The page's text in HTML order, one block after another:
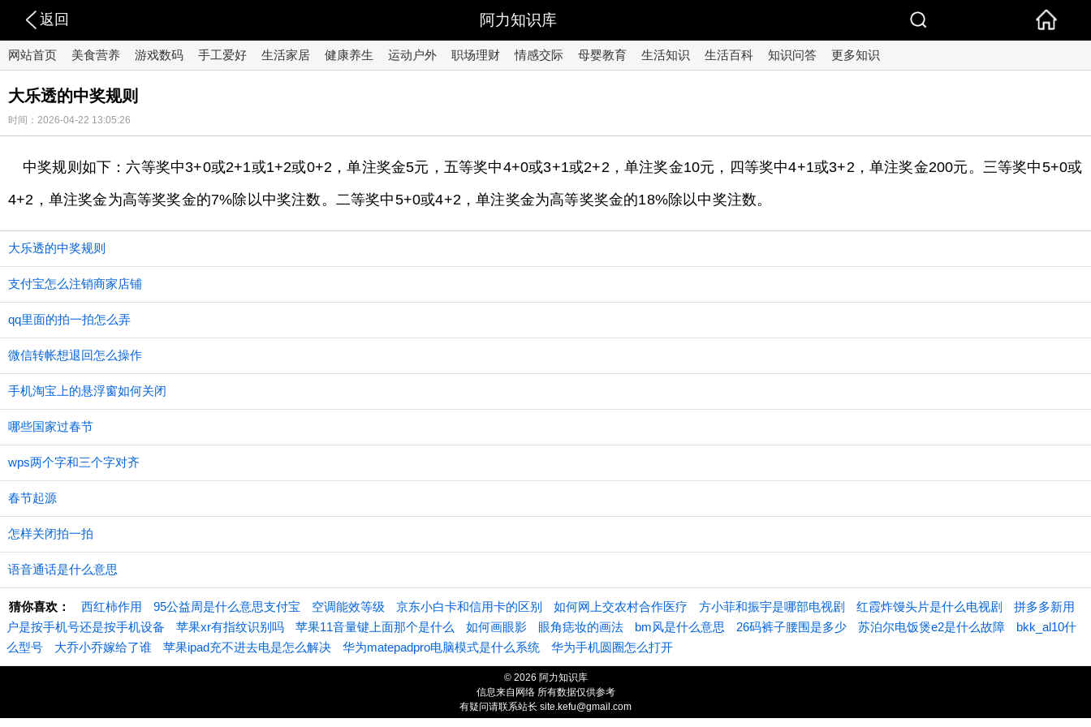
返回 阿力知识库
网站首页 美食营养 游戏数码 手工爱好 生活家居 健康养生 运动户外 职场理财 情感交际 母婴教育 生活知识 生活百科 知识问答 更多知识
大乐透的中奖规则
时间：2026-04-22 13:05:26
中奖规则如下：六等奖中3+0或2+1或1+2或0+2，单注奖金5元，五等奖中4+0或3+1或2+2，单注奖金10元，四等奖中4+1或3+2，单注奖金200元。三等奖中5+0或
4+2，单注奖金为高等奖奖金的7%除以中奖注数。二等奖中5+0或4+2，单注奖金为高等奖奖金的18%除以中奖注数。
大乐透的中奖规则
支付宝怎么注销商家店铺
qq里面的拍一拍怎么弄
微信转帐想退回怎么操作
手机淘宝上的悬浮窗如何关闭
哪些国家过春节
wps两个字和三个字对齐
春节起源
怎样关闭拍一拍
语音通话是什么意思
猜你喜欢： 西红柿作用 95公益周是什么意思支付宝 空调能效等级 京东小白卡和信用卡的区别 如何网上交农村合作医疗 方小菲和振宇是哪部电视剧 红霞炸馒头片是什么电视剧
拼多多新用
户是按手机号还是按手机设备
苹果xr有指纹识别吗 苹果11音量键上面那个是什么 如何画眼影 眼角痣妆的画法 bm风是什么意思 26码裤子腰围是多少 苏泊尔电饭煲e2是什么故障
bkk_al10什
么型号
大乔小乔嫁给了谁 苹果ipad充不进去电是怎么解决 华为matepadpro电脑模式是什么系统 华为手机圆圈怎么打开
© 2026 阿力知识库
信息来自网络 所有数据仅供参考
有疑问请联系站长 site.kefu@gmail.com